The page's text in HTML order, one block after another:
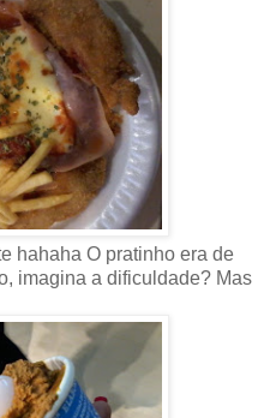
hahaha O pratinho era de
imagina a dificuldade? Mas